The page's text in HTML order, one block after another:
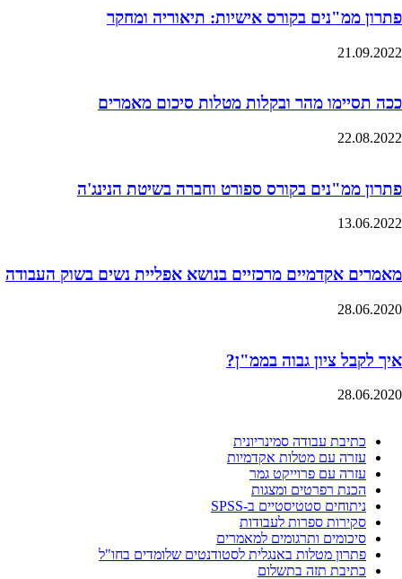
פתרון ממ"נים בקורס אישיות: תיאוריה ומחקר
21.09.2022
ככה תסיימו מהר ובקלות מטלות סיכום מאמרים
22.08.2022
פתרון ממ"נים בקורס ספורט וחברה בשיטת הנינג'ה
13.06.2022
מאמרים אקדמיים מרכזיים בנושא אפליית נשים בשוק העבודה
28.06.2020
איך לקבל ציון גבוה בממ"ן?
28.06.2020
כתיבת עבודה סמינריונית
עזרה עם מטלות אקדמיות
עזרה עם פרוייקט גמר
הכנת רפרטים ומצגות
ניתוחים סטטיסטיים ב-SPSS
סקירות ספרות לעבודות
סיכומים ותרגומים למאמרים
פתרון מטלות באנגלית לסטודנטים שלומדים בחו"ל
כתיבת תזה בתשלום